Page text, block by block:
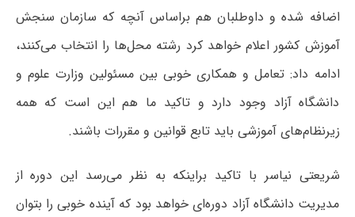
اضافه شده و داوطلبان هم براساس آنچه که سازمان سنجش
آموزش کشور اعلام خواهد کرد رشته محل‌ها را انتخاب می‌کنند،
ادامه داد: تعامل و همکاری خوبی بین مسئولین وزارت علوم و
دانشگاه آزاد وجود دارد و تاکید ما هم این است که همه
زیرنظام‌های آموزشی باید تابع قوانین و مقررات باشند.
شریعتی نیاسر با تاکید براینکه به نظر می‌رسد این دوره از
مدیریت دانشگاه آزاد دوره‌ای خواهد بود که آینده خوبی را بتوان